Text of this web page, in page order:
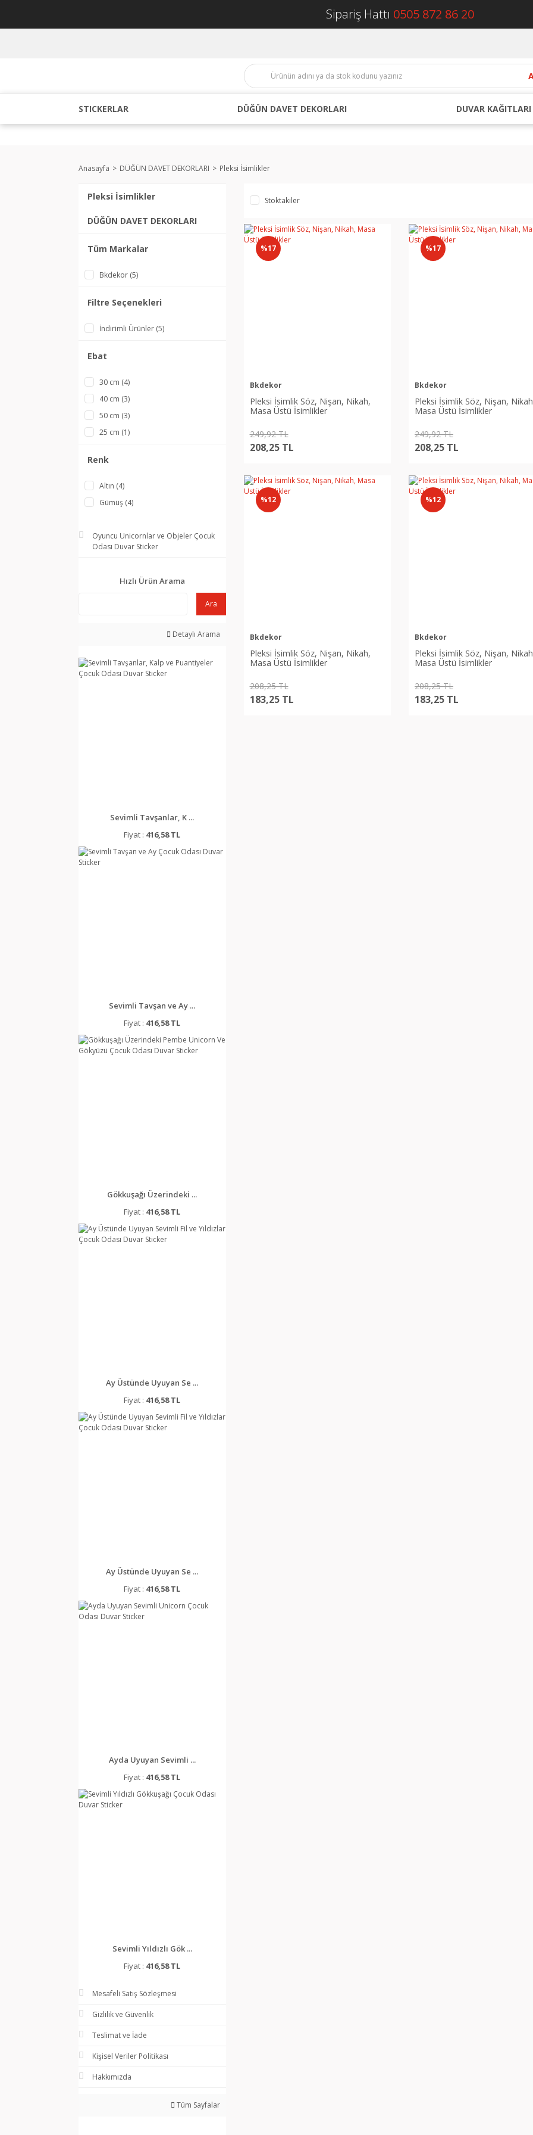
Sipariş Hattı 0505 872 86 20
STICKERLAR DÜĞÜN DAVET DEKORLARI DUVAR KAĞITLARI
Anasayfa DÜĞÜN DAVET DEKORLARI Pleksi İsimlikler
Pleksi İsimlikler
DÜĞÜN DAVET DEKORLARI
Tüm Markalar
Bkdekor (5)
Filtre Seçenekleri
İndirimli Ürünler (5)
Ebat
30 cm (4)
40 cm (3)
50 cm (3)
25 cm (1)
Renk
Altın (4)
Gümüş (4)
Oyuncu Unicornlar ve Objeler Çocuk
Odası Duvar Sticker
Hızlı Ürün Arama
Ara
Detaylı Arama
Sevimli Tavşanlar, K ...
Fiyat : 416,58 TL
Sevimli Tavşan ve Ay ...
Fiyat : 416,58 TL
Gökkuşağı Üzerindeki ...
Fiyat : 416,58 TL
Ay Üstünde Uyuyan Se ...
Fiyat : 416,58 TL
Ay Üstünde Uyuyan Se ...
Fiyat : 416,58 TL
Ayda Uyuyan Sevimli ...
Fiyat : 416,58 TL
Sevimli Yıldızlı Gök ...
Fiyat : 416,58 TL
Mesafeli Satış Sözleşmesi
Gizlilik ve Güvenlik
Teslimat ve İade
Kişisel Veriler Politikası
Hakkımızda
Tüm Sayfalar
Stoktakiler
%17
Bkdekor
Pleksi İsimlik Söz, Nişan, Nikah,
Masa Üstü İsimlikler
249,92 TL
208,25 TL
%17
Bkdekor
Pleksi İsimlik Söz, Nişan,
Masa Üstü İsimlikler
249,92 TL
208,25 TL
%12
Bkdekor
Pleksi İsimlik Söz, Nişan, Nikah,
Masa Üstü İsimlikler
208,25 TL
183,25 TL
%12
Bkdekor
Pleksi İsimlik Söz, Nişan,
Masa Üstü İsimlikler
208,25 TL
183,25 TL